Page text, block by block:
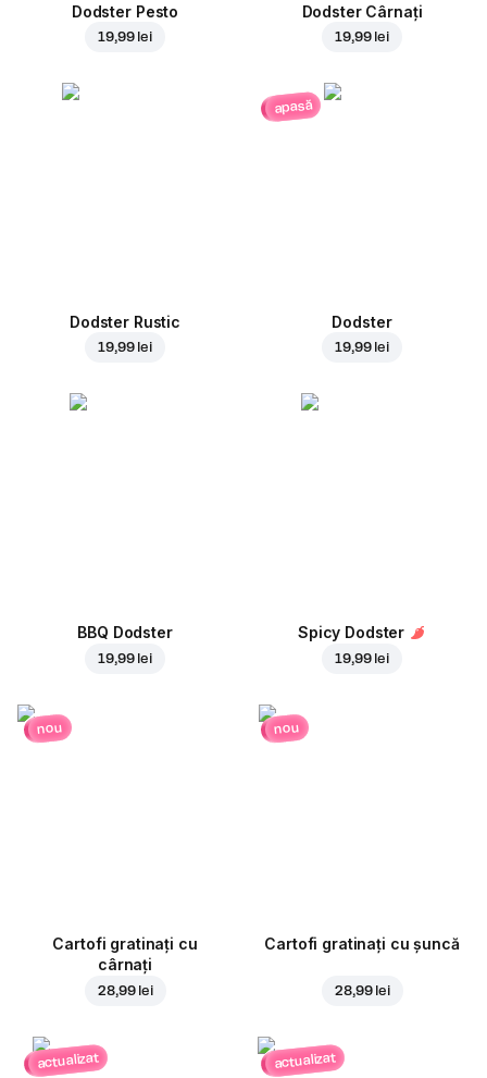
Dodster Pesto
19,99 lei
Dodster Cârnați
19,99 lei
Dodster Rustic
19,99 lei
apasă
Dodster
19,99 lei
BBQ Dodster
19,99 lei
Spicy Dodster
19,99 lei
nou
Cartofi gratinați cu
cârnați
28,99 lei
nou
Cartofi gratinați cu șuncă
28,99 lei
actualizat actualizat